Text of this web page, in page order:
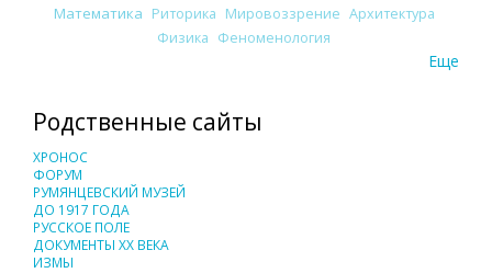
Математика Риторика Мировоззрение Архитектура
Физика Феноменология
Еще
Родственные сайты
ХРОНОС
ФОРУМ
РУМЯНЦЕВСКИЙ МУЗЕЙ
ДО 1917 ГОДА
РУССКОЕ ПОЛЕ
ДОКУМЕНТЫ XX ВЕКА
ИЗМЫ